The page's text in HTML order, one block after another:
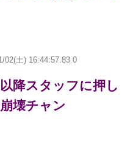
02(土) 16:44:57.83 0
降スタッフに押し
壊チャン